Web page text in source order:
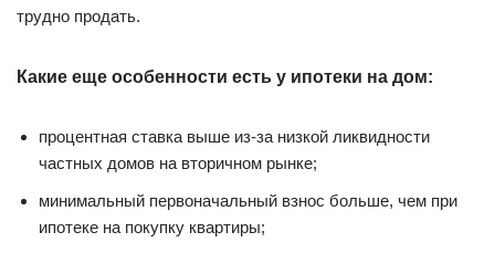
трудно продать.
Какие еще особенности есть у ипотеки на дом:
процентная ставка выше из-за низкой ликвидности
частных домов на вторичном рынке;
минимальный первоначальный взнос больше, чем при
ипотеке на покупку квартиры;